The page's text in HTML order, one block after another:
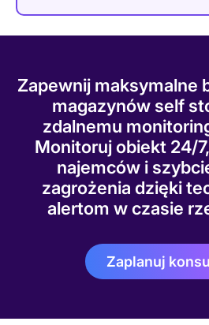
Zapewnij maksymalne
magazynów self
zdalnemu
Monitoruj obiekt 24/
najemców i
zagrożenia dzięki
alertom w czasie
Zaplanuj